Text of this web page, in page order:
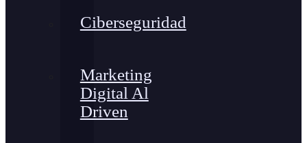
Ciberseguridad
Marketing
Digital Al
Driven